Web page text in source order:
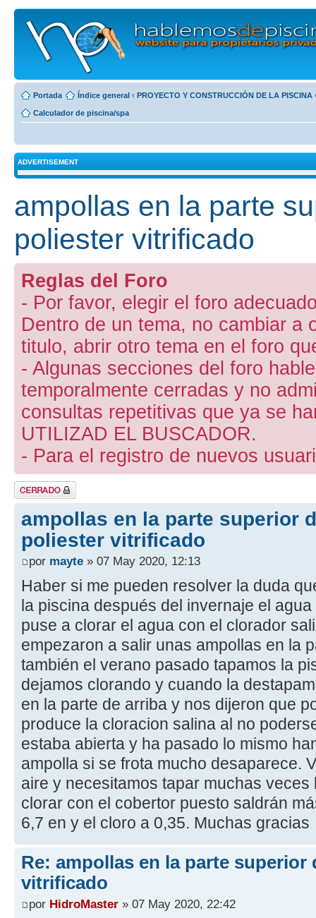
Portada Índice general ‹ PROYECTO Y CONSTRUCCIÓN DE LA PISCINA
Calculador de piscina/spa
ADVERTISEMENT
ampollas en la parte
poliester vitrificado
Reglas del Foro
- Por favor, elegir el foro
Dentro de un tema, no cambiar a
titulo, abrir otro tema en el foro
- Algunas secciones del foro
temporalmente cerradas y no
consultas repetitivas que ya se
UTILIZAD EL BUSCADOR.
- Para el registro de nuevos
Tema cerrado
ampollas en la parte superior
poliester vitrificado
por mayte » 07 May 2020, 12:13
Haber si me pueden resolver la duda
la piscina después del invernaje el
puse a clorar el agua con el clorador
empezaron a salir unas ampollas en la
también el verano pasado tapamos la
dejamos clorando y cuando la
en la parte de arriba y nos dijeron que
produce la cloracion salina al no
estaba abierta y ha pasado lo mismo
ampolla si se frota mucho desaparece.
aire y necesitamos tapar muchas
clorar con el cobertor puesto saldrán
6,7 en y el cloro a 0,35. Muchas gracias
Re: ampollas en la parte
vitrificado
por HidroMaster » 07 May 2020, 22:42